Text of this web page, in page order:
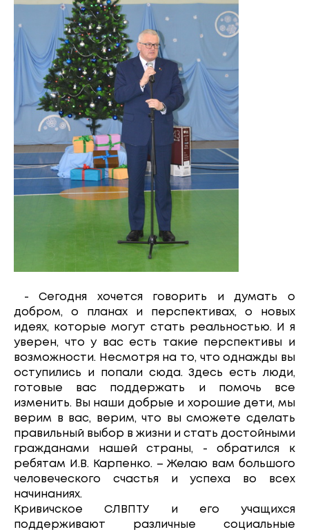
- Сегодня хочется говорить и думать о
добром, о планах и перспективах, о новых
идеях, которые могут стать реальностью. И я
уверен, что у вас есть такие перспективы и
возможности. Несмотря на то, что однажды вы
оступились и попали сюда. Здесь есть люди,
готовые вас поддержать и помочь все
изменить. Вы наши добрые и хорошие дети, мы
верим в вас, верим, что вы сможете сделать
правильный выбор в жизни и стать достойными
гражданами нашей страны, - обратился к
ребятам И.В. Карпенко. – Желаю вам большого
человеческого счастья и успеха во всех
начинаниях.
Кривичское СЛВПТУ и его учащихся
поддерживают различные социальные